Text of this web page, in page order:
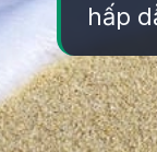
hấp